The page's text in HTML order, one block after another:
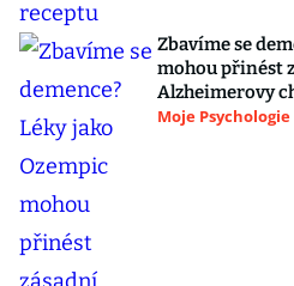
Zbavíme se
mohou přinést
Alzheimerovy
Moje Psychologie